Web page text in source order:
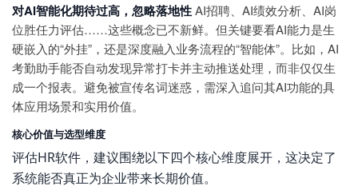
对AI智能化期待过高，忽略落地性AI招聘、AI绩效分析、AI岗
位胜任力评估……这些概念已不新鲜。但关键要看AI能力是生
硬嵌入的“外挂”，还是深度融入业务流程的“智能体”。比如，AI
考勤助手能否自动发现异常打卡并主动推送处理，而非仅仅生
成一个报表。避免被宣传名词迷惑，需深入追问其AI功能的具
体应用场景和实用价值。
核心价值与选型维度
评估HR软件，建议围绕以下四个核心维度展开，这决定了
系统能否真正为企业带来长期价值。